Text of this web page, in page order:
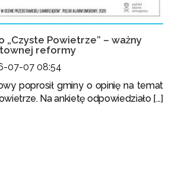
„Czyste Powietrze” – ważny
reformy
07-07 08:54
poprosił gminy o opinię na temat
Na ankietę odpowiedziało [...]